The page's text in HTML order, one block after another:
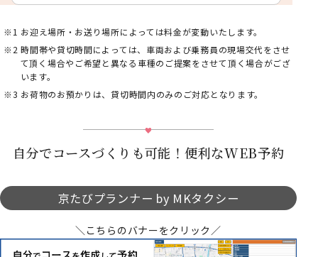
お迎え場所・お送り場所によっては料金が変動いたします。
時間帯や貸切時間によっては、車両および乗務員の現場交代をさせ
て頂く場合やご希望と異なる車種のご提案をさせて頂く場合がござ
います。
お荷物のお預かりは、貸切時間内のみのご対応となります。
自分でコースづくりも可能！便利なWEB予約
京たびプランナー by MKタクシー
＼こちらのバナーをクリック／